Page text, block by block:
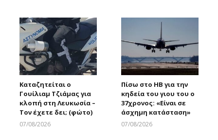
Καταζητείται ο
Γουίλιαμ Τζιάμας για
κλοπή στη Λευκωσία –
Τον έχετε δει; (φώτο)
07/08/2026
Πίσω στο ΗΒ για την
κηδεία του γιου του ο
37χρονος: «Είναι σε
άσχημη κατάσταση»
07/08/2026